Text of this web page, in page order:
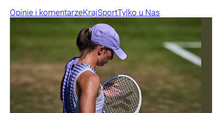
Opinie i komentarzeKrajSportTylko u Nas